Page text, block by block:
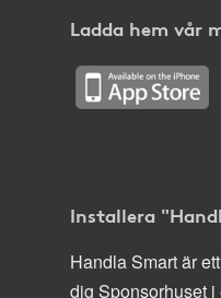
Ladda hem vår
Installera
Handla Smart är
dig Sponsorhuset